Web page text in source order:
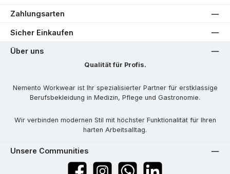
Zahlungsarten
Sicher Einkaufen
Über uns
Qualität für Profis.
Nemento Workwear ist Ihr spezialisierter Partner für erstklassige
Berufsbekleidung in Medizin, Pflege und Gastronomie.
Wir verbinden modernen Stil mit höchster Funktionalität für Ihren
harten Arbeitsalltag.
Unsere Communities